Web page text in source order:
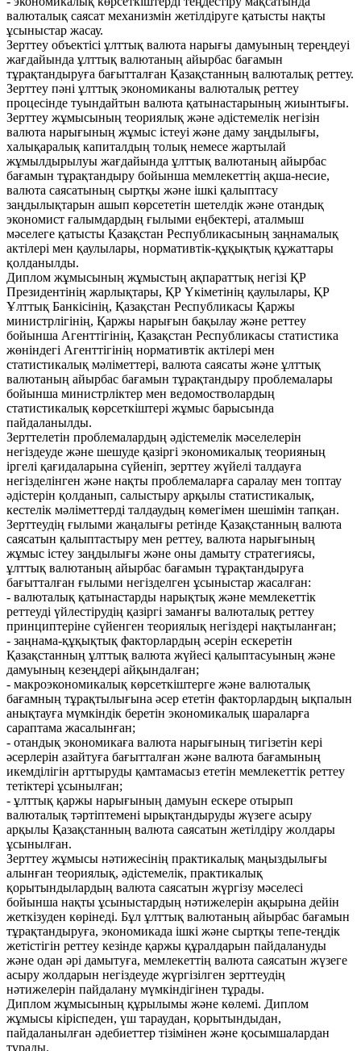
валюталық саясат механизмін жетілдіруге қатысты нақты
ұсыныстар жасау.
Зерттеу объектісі ұлттық валюта нарығы дамуының тереңдеуі
жағдайында ұлттық валютаның айырбас бағамын
тұрақтандыруға бағытталған Қазақстанның валюталық реттеу.
Зерттеу пәні ұлттық экономиканы валюталық реттеу
процесінде туындайтын валюта қатынастарының жиынтығы.
Зерттеу жұмысының теориялық және әдістемелік негізін
валюта нарығының жұмыс істеуі және даму заңдылығы,
халықаралық капиталдың толық немесе жартылай
жұмылдырылуы жағдайында ұлттық валютаның айырбас
бағамын тұрақтандыру бойынша мемлекеттің ақша-несие,
валюта саясатының сыртқы және ішкі қалыптасу
заңдылықтарын ашып көрсететін шетелдік және отандық
экономист ғалымдардың ғылыми еңбектері, аталмыш
мәселеге қатысты Қазақстан Республикасының заңнамалық
актілері мен қаулылары, нормативтік-құқықтық құжаттары
қолданылды.
Диплом жұмысының жұмыстың ақпараттық негізі ҚР
Президентінің жарлықтары, ҚР Үкіметінің қаулылары, ҚР
Ұлттық Банкісінің, Қазақстан Республикасы Қаржы
министрлігінің, Қаржы нарығын бақылау және реттеу
бойынша Агенттігінің, Қазақстан Республикасы статистика
жөніндегі Агенттігінің нормативтік актілері мен
статистикалық мәліметтері, валюта саясаты және ұлттық
валютаның айырбас бағамын тұрақтандыру проблемалары
бойынша министрліктер мен ведомостволардың
статистикалық көрсеткіштері жұмыс барысында
пайдаланылды.
Зерттелетін проблемалардың әдістемелік мәселелерін
негіздеуде және шешуде қазіргі экономикалық теорияның
іргелі қағидаларына сүйеніп, зерттеу жүйелі талдауға
негізделінген және нақты проблемаларға саралау мен топтау
әдістерін қолданып, салыстыру арқылы статистикалық,
кестелік мәліметтерді талдаудың көмегімен шешімін тапқан.
Зерттеудің ғылыми жаңалығы ретінде Қазақстанның валюта
саясатын қалыптастыру мен реттеу, валюта нарығының
жұмыс істеу заңдылығы және оны дамыту стратегиясы,
ұлттық валютаның айырбас бағамын тұрақтандыруға
бағытталған ғылыми негізделген ұсыныстар жасалған:
- валюталық қатынастарды нарықтық және мемлекеттік
реттеуді үйлестірудің қазіргі заманғы валюталық реттеу
принциптеріне сүйенген теориялық негіздері нақтыланған;
- заңнама-құқықтық факторлардың әсерін ескеретін
Қазақстанның ұлттық валюта жүйесі қалыптасуының және
дамуының кезеңдері айқындалған;
- макроэкономикалық көрсеткіштерге және валюталық
бағамның тұрақтылығына әсер ететін факторлардың ықпалын
анықтауға мүмкіндік беретін экономикалық шараларға
сараптама жасалынған;
- отандық экономикаға валюта нарығының тигізетін кері
әсерлерін азайтуға бағытталған және валюта бағамының
икемділігін арттыруды қамтамасыз ететін мемлекеттік реттеу
тетіктері ұсынылған;
- ұлттық қаржы нарығының дамуын ескере отырып
валюталық тәртіптемені ырықтандыруды жүзеге асыру
арқылы Қазақстанның валюта саясатын жетілдіру жолдары
ұсынылған.
Зерттеу жұмысы нәтижесінің практикалық маңыздылығы
алынған теориялық, әдістемелік, практикалық
қорытындылардың валюта саясатын жүргізу мәселесі
бойынша нақты ұсыныстардың нәтижелерін ақырына дейін
жеткізуден көрінеді. Бұл ұлттық валютаның айырбас бағамын
тұрақтандыруға, экономикада ішкі және сыртқы тепе-теңдік
жетістігін реттеу кезінде қаржы құралдарын пайдалануды
және одан әрі дамытуға, мемлекеттің валюта саясатын жүзеге
асыру жолдарын негіздеуде жүргізілген зерттеудің
нәтижелерін пайдалану мүмкіндігінен тұрады.
Диплом жұмысының құрылымы және көлемі. Диплом
жұмысы кіріспеден, үш тараудан, қорытындыдан,
пайдаланылған әдебиеттер тізімінен және қосымшалардан
тұрады.